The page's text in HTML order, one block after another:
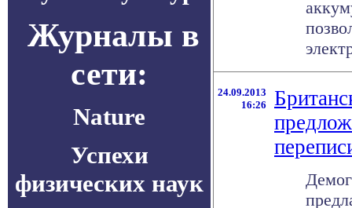
Журналы в
сети:
Nature
Успехи
физических наук
24.09.2013
16:26